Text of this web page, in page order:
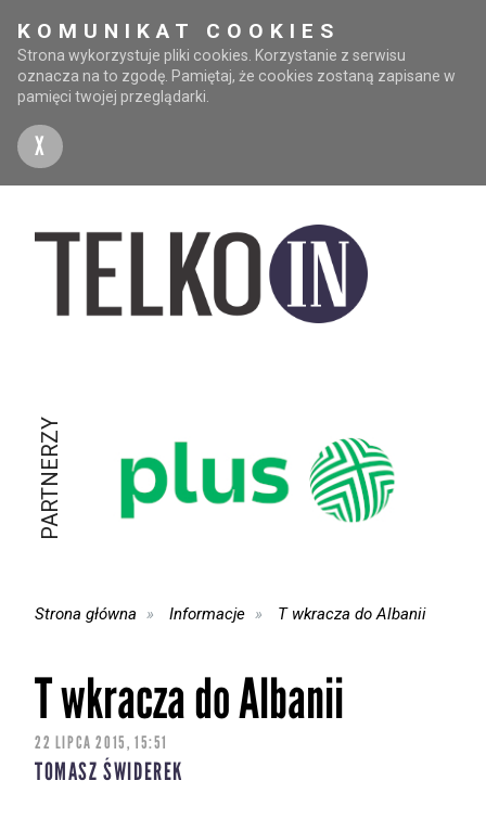
KOMUNIKAT COOKIES
Strona wykorzystuje pliki cookies. Korzystanie z serwisu
oznacza na to zgodę. Pamiętaj, że cookies zostaną zapisane w
pamięci twojej przeglądarki.
X
PARTNERZY
Strona główna Informacje T wkracza do Albanii
T wkracza do Albanii
22 LIPCA 2015, 15:51
TOMASZ ŚWIDEREK